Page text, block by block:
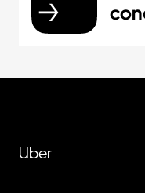
Uber